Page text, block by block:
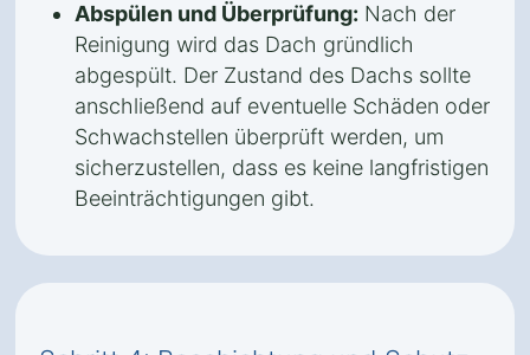
Abspülen und Überprüfung: Nach der
Reinigung wird das Dach gründlich
abgespült. Der Zustand des Dachs sollte
anschließend auf eventuelle Schäden oder
Schwachstellen überprüft werden, um
sicherzustellen, dass es keine langfristigen
Beeinträchtigungen gibt.